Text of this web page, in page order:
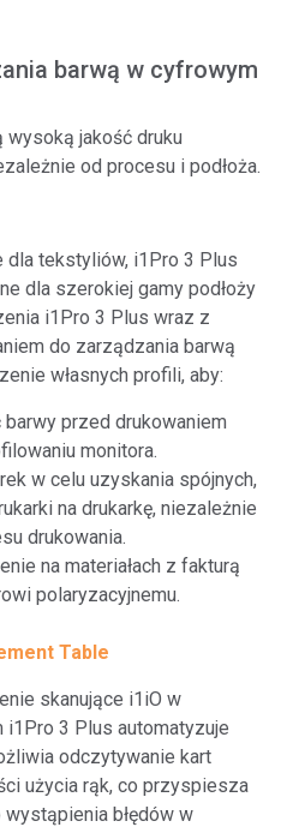
barwą w cyfrowym
wysoką jakość druku
od procesu i podłoża.
dla tekstyliów, i1Pro 3 Plus
dla szerokiej gamy podłoży
i1Pro 3 Plus wraz z
do zarządzania barwą
własnych profili, aby:
przed drukowaniem
monitora.
w celu uzyskania spójnych,
na drukarkę, niezależnie
drukowania.
na materiałach z fakturą
polaryzacyjnemu.
Table
skanujące i1iO w
i1Pro 3 Plus automatyzuje
odczytywanie kart
użycia rąk, co przyspiesza
błędów w